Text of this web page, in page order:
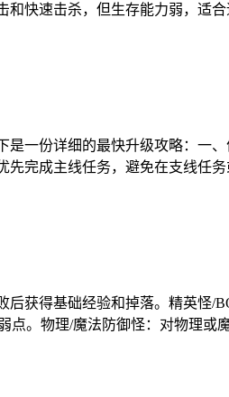
快速击杀，但生存能力弱，适
一份详细的最快升级攻略：一
完成主线任务，避免在支线任
获得基础经验和掉落。精英怪/
。物理/魔法防御怪：对物理或